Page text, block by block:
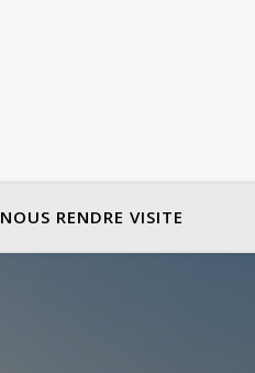
NOUS RENDRE VISITE